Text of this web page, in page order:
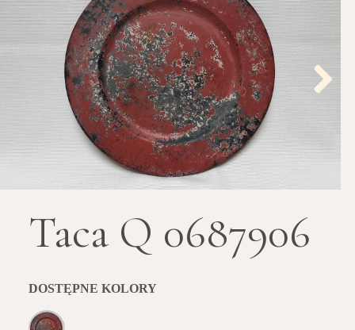
Next
Taca Q 0687906
DOSTĘPNE KOLORY